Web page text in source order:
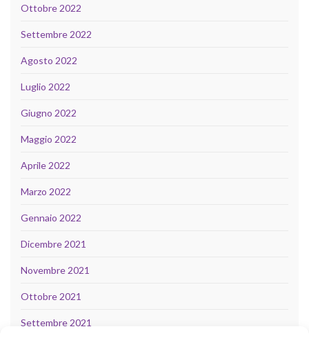
Ottobre 2022
Settembre 2022
Agosto 2022
Luglio 2022
Giugno 2022
Maggio 2022
Aprile 2022
Marzo 2022
Gennaio 2022
Dicembre 2021
Novembre 2021
Ottobre 2021
Settembre 2021